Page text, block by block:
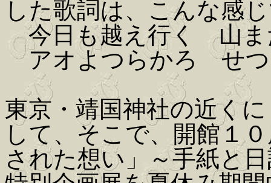
した歌詞は、こんな感
今日も越え行く 山ま
アオよつらかろ せつ
東京・靖国神社の近く
して、そこで、開館１
された想い」～手紙と